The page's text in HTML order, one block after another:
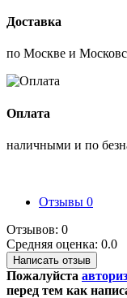
Доставка
по Москве и
Оплата
наличными и по
Отзывы 0
Отзывов: 0
Средняя оценка: 0.0
Написать отзыв
Пожалуйста
перед тем как